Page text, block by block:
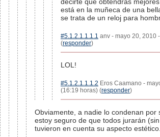
está en la muñeca de una
se trata de un reloj para
#5.1.2.1.1.1.1 anv - mayo 20, 2010
(responder)
LOL!
#5.1.2.1.1.1.2 Eros Caamano -
(16:19 horas) (responder)
Obviamente, a nadie lo condenan por
estoy seguro de que todos jurarán
tuvieron en cuenta su aspecto estético.